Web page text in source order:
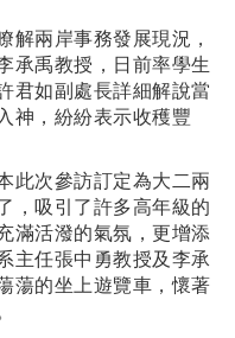
兩岸事務發展現況，
承禹教授，日前率學生
君如副處長詳細解說當
神，紛紛表示收穫豐
此次參訪訂定為大 二兩
，吸引了許多高年級的
滿活潑的氣氛，更增添
主任張中勇教授及李承
蕩的坐上遊覽車，懷著